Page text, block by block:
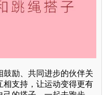
鼓励、共同进步的伙伴关
相支持，让运动变得更有